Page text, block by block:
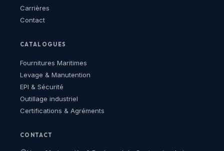
Carrières
Contact
CATALOGUES
Fournitures Maritimes
Levage & Manutention
EPI & Sécurité
Outillage industriel
Certifications & Agréments
CONTACT